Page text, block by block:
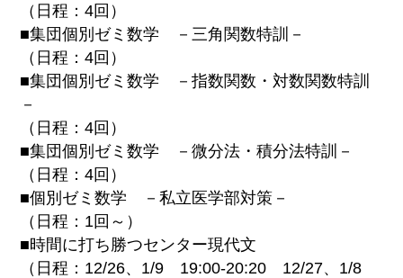
（日程：4回）
■集団個別ゼミ数学 －三角関数特訓－
（日程：4回）
■集団個別ゼミ数学 －指数関数・対数関数特訓
－
（日程：4回）
■集団個別ゼミ数学 －微分法・積分法特訓－
（日程：4回）
■個別ゼミ数学 －私立医学部対策－
（日程：1回～）
■時間に打ち勝つセンター現代文
（日程：12/26、1/9 19:00-20:20 12/27、1/8